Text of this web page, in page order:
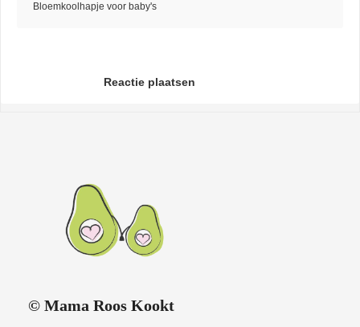
Bloemkoolhapje voor baby's
Reactie plaatsen
© Mama Roos Kookt